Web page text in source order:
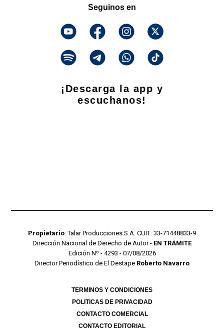
Seguinos en
¡Descarga la app y
escuchanos!
Propietario: Talar Producciones S.A. CUIT: 33-71448833-9
Dirección Nacional de Derecho de Autor - EN TRÁMITE
Edición Nº - 4293 - 07/08/2026
Director Periodístico de El Destape Roberto Navarro
TERMINOS Y CONDICIONES
POLITICAS DE PRIVACIDAD
CONTACTO COMERCIAL
CONTACTO EDITORIAL